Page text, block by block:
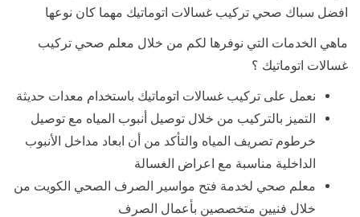
افضل سباك صحي تركيب غسالات اتوماتيك مهما كان نوعها
ماهي الخدمات التي نوفرها لكم من خلال معلم صحي تركيب
غسالات اتوماتيك ؟
نعمل على تركيب غسالات اتوماتيك باستخدام معدات حديثة
التميز بالتركيب من خلال توصيل أنبوب المياه مع توصيل
خرطوم تصريف المياه والتأكد من أن ابعاد مداخل الأنبوب
الداخلية مناسبة مع اعراض الغسالة
معلم صحي لخدمة فتح مواسير الصرف الصحي الكويت من
خلال فنيين متخصصين بأعمال الصرف